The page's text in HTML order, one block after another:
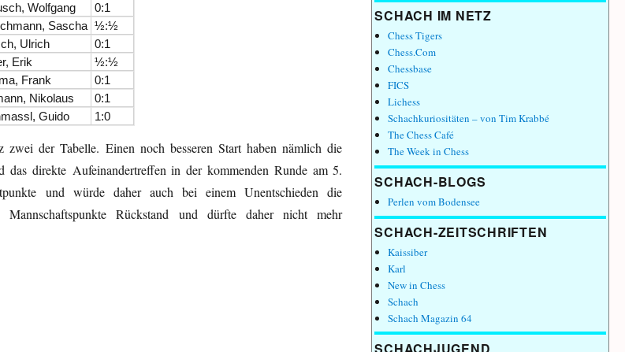
Wolfgang
0:1
Sascha ½:½
Ulrich
0:1
Erik
½:½
Frank
0:1
Nikolaus
0:1
Guido 1:0
der Tabelle. Einen noch besseren Start haben nämlich die
das direkte Aufeinandertreffen in der kommenden Runde am 5.
und würde daher auch bei einem Unentschieden die
Rückstand und dürfte daher nicht mehr
SCHACH IM NETZ
Chess Tigers
Chess.Com
Chessbase
FICS
Lichess
Schachkuriositäten – von Tim Krabbé
The Chess Café
The Week in Chess
SCHACH-BLOGS
Perlen vom Bodensee
SCHACH-ZEITSCHRIFTEN
Kaissiber
Karl
New in Chess
Schach
Schach Magazin 64
SCHACHJUGEND